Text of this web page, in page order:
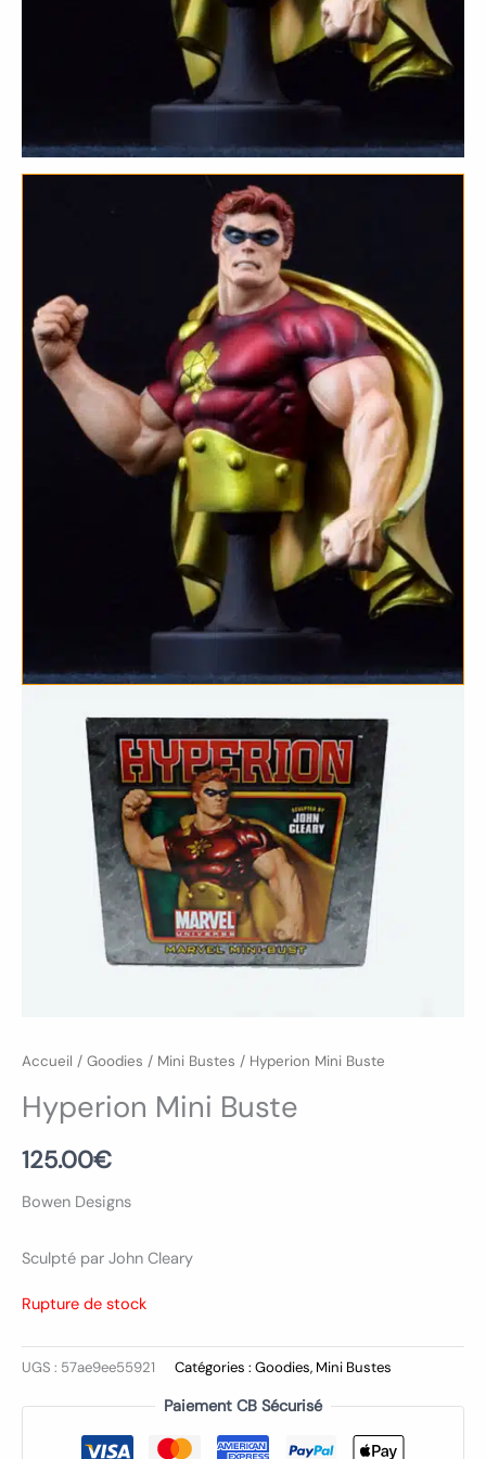
Accueil / Goodies / Mini Bustes / Hyperion Mini Buste
Hyperion Mini Buste
125.00€
Bowen Designs
Sculpté par John Cleary
Rupture de stock
UGS : 57ae9ee55921 Catégories : Goodies, Mini Bustes
Paiement CB Sécurisé